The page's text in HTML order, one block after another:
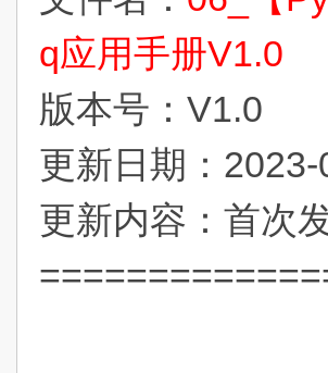
q应用手册V1.0
版本号：V1.0
更新日期：
更新内容：首次